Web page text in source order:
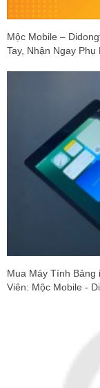
Mộc Mobile –
Tay, Nhận Ngay Phụ
Mua Máy Tính Bảng
Viên: Mộc Mobile -